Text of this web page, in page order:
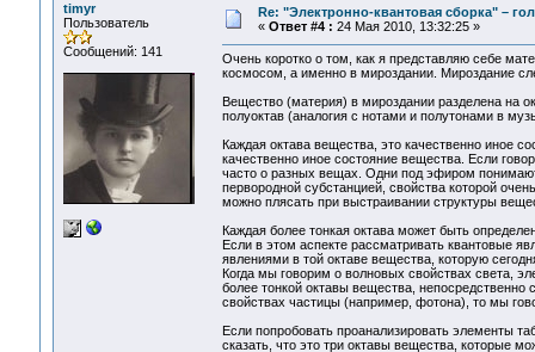
timyr
Пользователь
Сообщений: 141
Re: "Электронно-квантовая сборка" –
« Ответ #4 : 24 Мая 2010, 13:32:25 »
Очень коротко о том, как я представляю себе
космосом, а именно в мироздании. Мироздание
Вещество (материя) в мироздании разделена на
полуоктав (аналогия с нотами и полутонами в
Каждая октава вещества, это качественно иное
качественно иное состояние вещества. Если
часто о разных вещах. Одни под эфиром понимают
первородной субстанцией, свойства которой
можно плясать при выстраивании структуры
Каждая более тонкая октава может быть
Если в этом аспекте рассматривать квантовые
явлениями в той октаве вещества, которую
Когда мы говорим о волновых свойствах света,
более тонкой октавы вещества,
свойствах частицы (например, фотона), то мы
Если попробовать проанализировать элементы
сказать, что это три октавы вещества, которые